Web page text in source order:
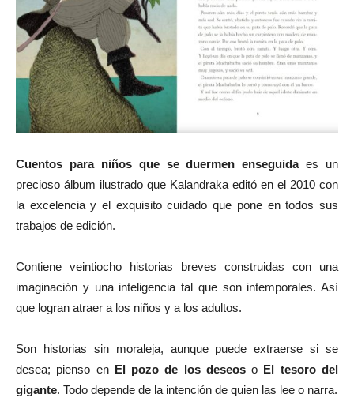
Cuentos para niños que se duermen enseguidaes un
precioso álbum ilustrado que Kalandraka editó en el 2010 con
la excelencia y el exquisito cuidado que pone en todos sus
trabajos de edición.
Contiene veintiocho historias breves construidas con una
imaginación y una inteligencia tal que son intemporales. Así
que logran atraer a los niños y a los adultos.
Son historias sin moraleja, aunque puede extraerse si se
desea; pienso en El pozo de los deseoso El tesoro del
gigante. Todo depende de la intención de quien las lee o narra.